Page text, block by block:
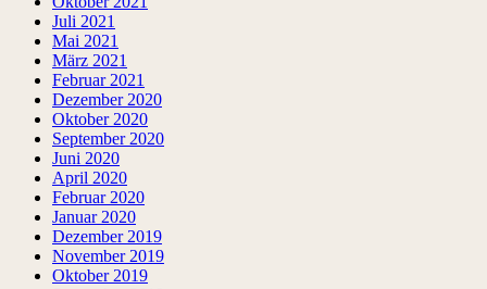
Juli 2021
Mai 2021
März 2021
Februar 2021
Dezember 2020
Oktober 2020
September 2020
Juni 2020
April 2020
Februar 2020
Januar 2020
Dezember 2019
November 2019
Oktober 2019